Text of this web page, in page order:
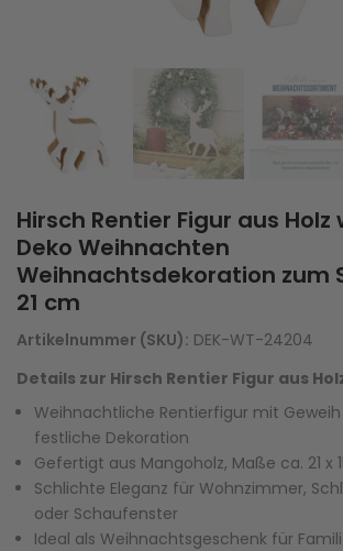
Hirsch Rentier Figur aus
Deko Weihnachten
Weihnachtsdekoration zum
21 cm
Artikelnummer (SKU): DEK-WT-24204
Details zur Hirsch Rentier Figur aus
Weihnachtliche Rentierfigur mit Geweih
festliche Dekoration
Gefertigt aus Mangoholz, Maße ca. 21 x
Schlichte Eleganz für Wohnzimmer,
oder Schaufenster
Ideal als Weihnachtsgeschenk für